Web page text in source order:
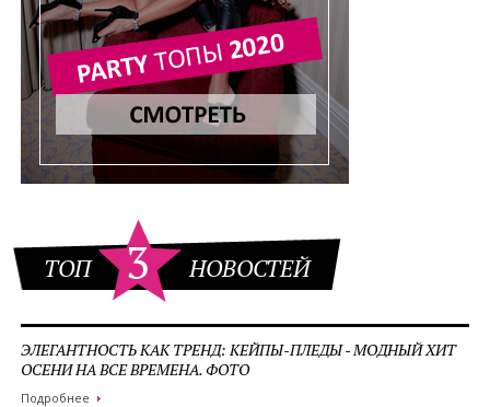
ТОП 3 НОВОСТЕЙ
ЭЛЕГАНТНОСТЬ КАК ТРЕНД: КЕЙПЫ-ПЛЕДЫ - МОДНЫЙ ХИТ
ОСЕНИ НА ВСЕ ВРЕМЕНА. ФОТО
Подробнее